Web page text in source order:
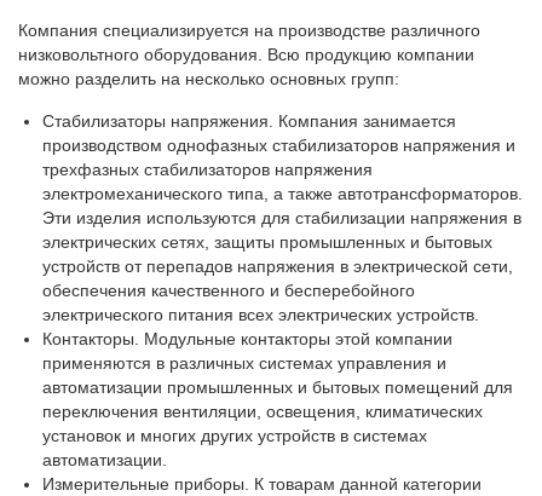
Компания специализируется на производстве различного
низковольтного оборудования. Всю продукцию компании
можно разделить на несколько основных групп:
Стабилизаторы напряжения. Компания занимается
производством однофазных стабилизаторов напряжения и
трехфазных стабилизаторов напряжения
электромеханического типа, а также автотрансформаторов.
Эти изделия используются для стабилизации напряжения в
электрических сетях, защиты промышленных и бытовых
устройств от перепадов напряжения в электрической сети,
обеспечения качественного и бесперебойного
электрического питания всех электрических устройств.
Контакторы. Модульные контакторы этой компании
применяются в различных системах управления и
автоматизации промышленных и бытовых помещений для
переключения вентиляции, освещения, климатических
установок и многих других устройств в системах
автоматизации.
Измерительные приборы. К товарам данной категории